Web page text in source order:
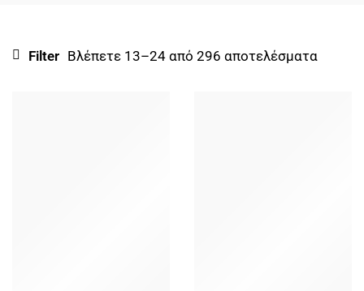
Filter Βλέπετε 13–24 από 296 αποτελέσματα